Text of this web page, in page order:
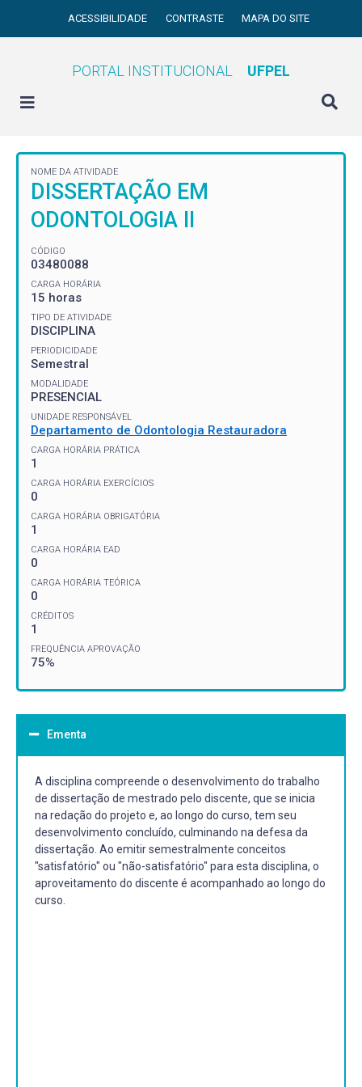
ACESSIBILIDADE CONTRASTE MAPA DO SITE
PORTAL INSTITUCIONAL UFPEL
NOME DA ATIVIDADE
DISSERTAÇÃO EM
ODONTOLOGIA II
CÓDIGO
03480088
CARGA HORÁRIA
15 horas
TIPO DE ATIVIDADE
DISCIPLINA
PERIODICIDADE
Semestral
MODALIDADE
PRESENCIAL
UNIDADE RESPONSÁVEL
Departamento de Odontologia Restauradora
CARGA HORÁRIA PRÁTICA
1
CARGA HORÁRIA EXERCÍCIOS
0
CARGA HORÁRIA OBRIGATÓRIA
1
CARGA HORÁRIA EAD
0
CARGA HORÁRIA TEÓRICA
0
CRÉDITOS
1
FREQUÊNCIA APROVAÇÃO
75%
Ementa
A disciplina compreende o desenvolvimento do trabalho
de dissertação de mestrado pelo discente, que se inicia
na redação do projeto e, ao longo do curso, tem seu
desenvolvimento concluído, culminando na defesa da
dissertação. Ao emitir semestralmente conceitos
"satisfatório" ou "não-satisfatório" para esta disciplina, o
aproveitamento do discente é acompanhado ao longo do
curso.